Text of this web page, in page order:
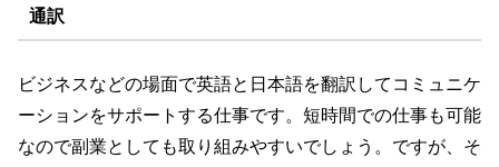
通訳
ビジネスなどの場面で英語と日本語を翻訳してコミュニケ
ーションをサポートする仕事です。短時間での仕事も可能
なので副業としても取り組みやすいでしょう。ですが、そ